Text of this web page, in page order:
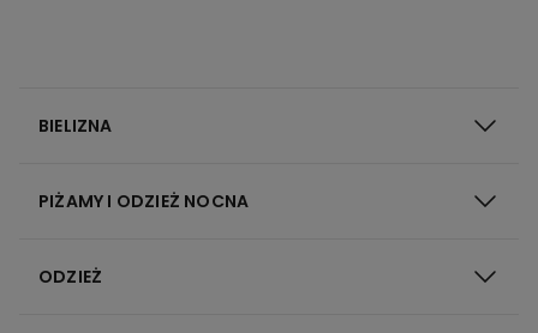
BIELIZNA
PIŻAMY I ODZIEŻ NOCNA
ODZIEŻ